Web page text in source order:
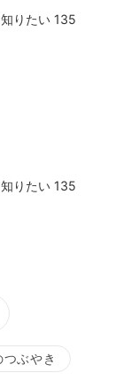
りたい 135
りたい 135
つぶやき